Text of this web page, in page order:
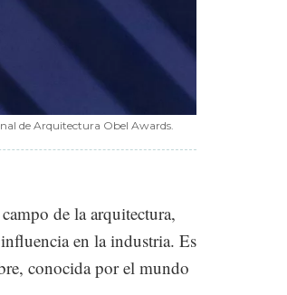
de Arquitectura Obel Awards.
de la arquitectura,
en la industria. Es
conocida por el mundo